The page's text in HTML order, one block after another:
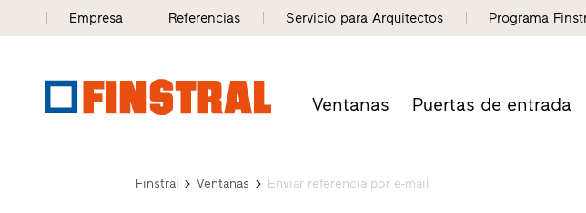
Empresa Referencias Servicio para Arquitectos Programa
Ventanas Puertas de entrada
Finstral Ventanas Enviar referencia por e-mail